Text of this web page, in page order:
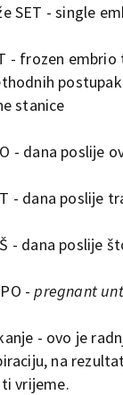
SET - single
- frozen
stanice
- dana poslije
- dana poslije
- dana poslije
-pregnant
- ovo je
na
vrijeme.